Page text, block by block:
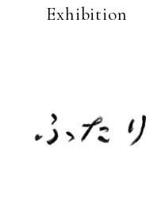
Exhibition